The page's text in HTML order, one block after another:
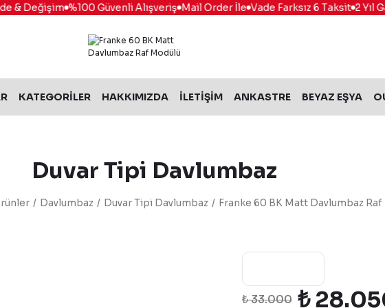
Değişim %100 Güvenli Alışveriş Mail Order İle Vade Farksız 6 Taksit 2 Yıl
KATEGORİLER HAKKIMIZDA İLETİŞİM ANKASTRE BEYAZ EŞYA
Duvar Tipi Davlumbaz
Davlumbaz Duvar Tipi Davlumbaz Franke 60 BK Matt Davlumbaz
₺ 33.000 ₺